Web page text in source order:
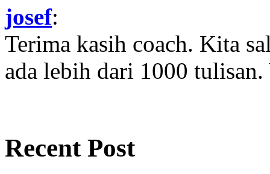
josef:
Terima kasih coach. Kita
ada lebih dari 1000 tulisan.
Recent Post